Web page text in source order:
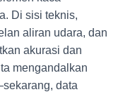
Di sisi teknis,
aliran udara, dan
akurasi dan
mengandalkan
data